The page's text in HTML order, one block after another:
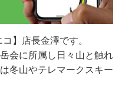
】店長金澤です。
会に所属し日々山と触れ
冬山やテレマークスキー